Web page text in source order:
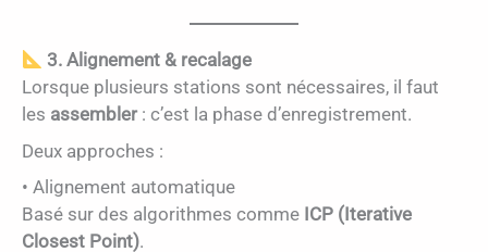
3. Alignement & recalage
Lorsque plusieurs stations sont nécessaires, il faut
les assembler: c’est la phase d’enregistrement.
Deux approches :
• Alignement automatique
Basé sur des algorithmes comme ICP (Iterative
Closest Point).